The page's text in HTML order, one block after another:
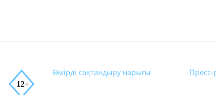
Өмірді сақтандыру нарығы Пресс-